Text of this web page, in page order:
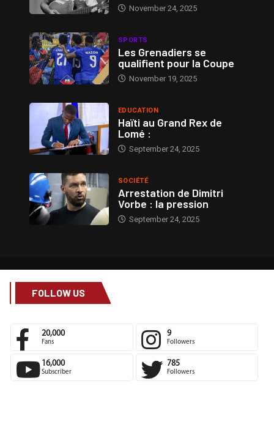
November 24, 2025
SPORTS
Les Grenadiers se
qualifient pour la Coupe
November 19, 2025
EDUCATION
Haïti au Grand Rex de
Lomé :
September 24, 2025
SOCIÉTÉ
Arrestation de Dimitri
Vorbe : la pression
September 24, 2025
FOLLOW US
20,000
Fans
9
Followers
16,000
Subscriber
785
Followers